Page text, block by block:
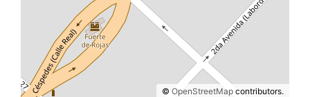
© OpenStreetMap contributors.